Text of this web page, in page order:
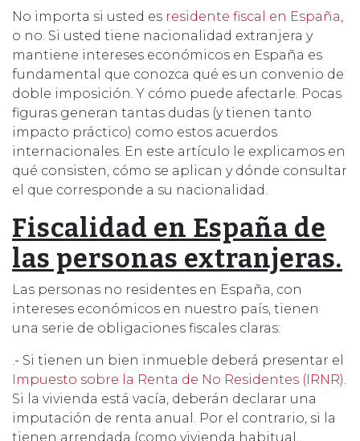
No importa si usted es residente fiscal en España
o no. Si usted tiene nacionalidad extranjera y
mantiene intereses económicos en España es
fundamental que conozca qué es un convenio de
doble imposición. Y cómo puede afectarle. Pocas
figuras generan tantas dudas (y tienen tanto
impacto práctico) como estos acuerdos
internacionales. En este artículo le explicamos en
qué consisten, cómo se aplican y dónde consultar
el que corresponde a su nacionalidad.
Fiscalidad en España de
las personas extranjeras.
Las personas no residentes en España, con
intereses económicos en nuestro país, tienen
una serie de obligaciones fiscales claras:
.- Si tienen un bien inmueble deberá presentar el
Impuesto sobre la Renta de No Residentes (IRNR)
Si la vivienda está vacía, deberán declarar una
imputación de renta anual. Por el contrario, si la
tienen arrendada (como vivienda habitual,